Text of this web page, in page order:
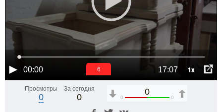
00:00 17:07 1x
6
Просмотры
0
За сегодня
0
0
0 0